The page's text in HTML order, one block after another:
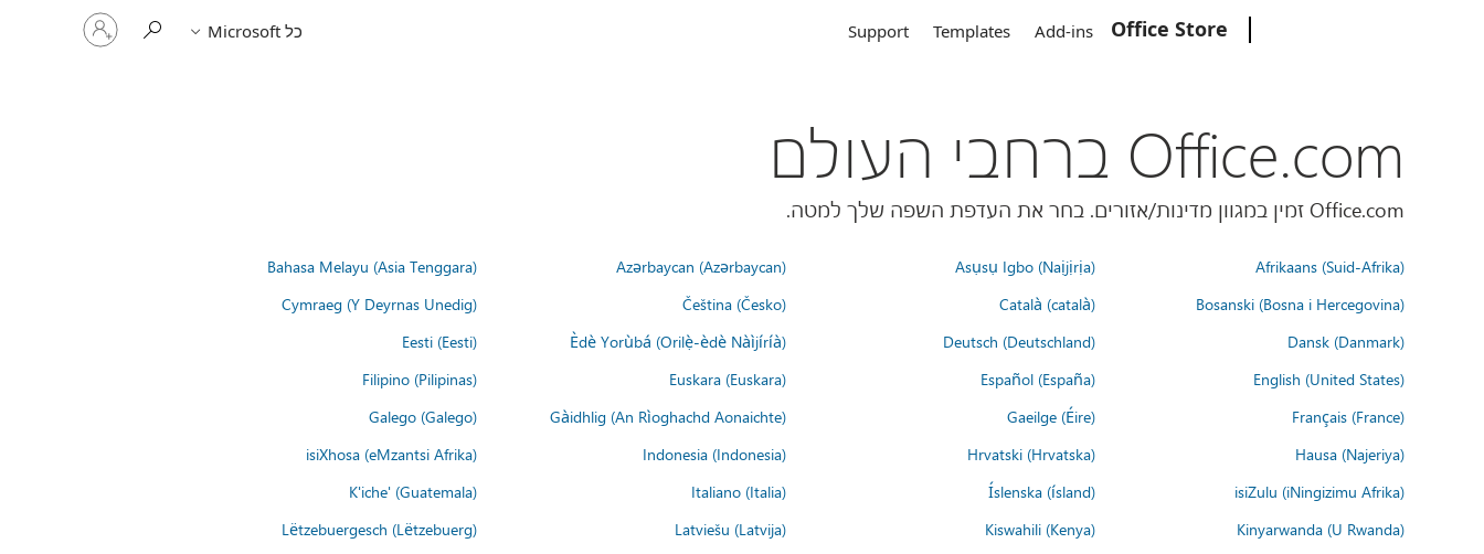
Office Store
Add-ins
Templates
Support כל Microsoft
היכנס
לחשבון
שלך
Office.com ברחבי העולם
Office.com זמין במגוון מדינות/אזורים. בחר את העדפת השפה שלך למטה.
Afrikaans (Suid-Afrika)
Asụsụ Igbo (Naịjịrịa)
Azərbaycan (Azərbaycan)
Bahasa Melayu (Asia Tenggara)
Bosanski (Bosna i Hercegovina)
Català (català)
Čeština (Česko)
Cymraeg (Y Deyrnas Unedig)
Dansk (Danmark)
Deutsch (Deutschland)
Èdè Yorùbá (Orilẹ̀-èdè Nàìjíríà)
Eesti (Eesti)
English (United States)
Español (España)
Euskara (Euskara)
Filipino (Pilipinas)
Français (France)
Gaeilge (Éire)
Gàidhlig (An Rìoghachd Aonaichte)
Galego (Galego)
Hausa (Najeriya)
Hrvatski (Hrvatska)
Indonesia (Indonesia)
isiXhosa (eMzantsi Afrika)
isiZulu (iNingizimu Afrika)
Íslenska (ísland)
Italiano (Italia)
K'iche' (Guatemala)
Kinyarwanda (U Rwanda)
Kiswahili (Kenya)
Latviešu (Latvija)
Lëtzebuergesch (Lëtzebuerg)